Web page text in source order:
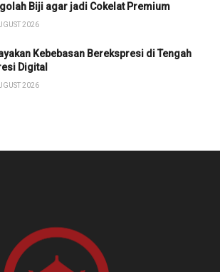
Biji agar jadi Cokelat Premium
2026
Kebebasan Berekspresi di Tengah
Digital
2026